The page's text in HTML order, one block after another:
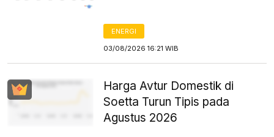
ENERGI
03/08/2026 16:21 WIB
Harga Avtur Domestik di
Soetta Turun Tipis pada
Agustus 2026